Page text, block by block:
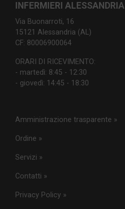
INFERMIERI ALESSANDRIA
Via Buonarroti, 16
15121 Alessandria (AL)
CF: 80006900064
ORARI DI RICEVIMENTO:
- martedì: 8:45 - 12:30
- giovedì: 14:45 - 18:30
Amministrazione trasparente »
Ordine »
Servizi »
Contatti »
Privacy Policy »